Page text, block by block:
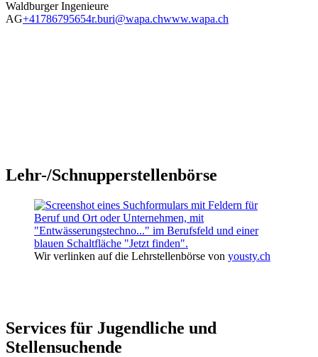
Waldburger Ingenieure
AG+41786795654r.buri@wapa.chwww.wapa.ch
Lehr-/Schnupperstellenbörse
Wir verlinken auf die Lehrstellenbörse von yousty.ch
Services für Jugendliche und
Stellensuchende